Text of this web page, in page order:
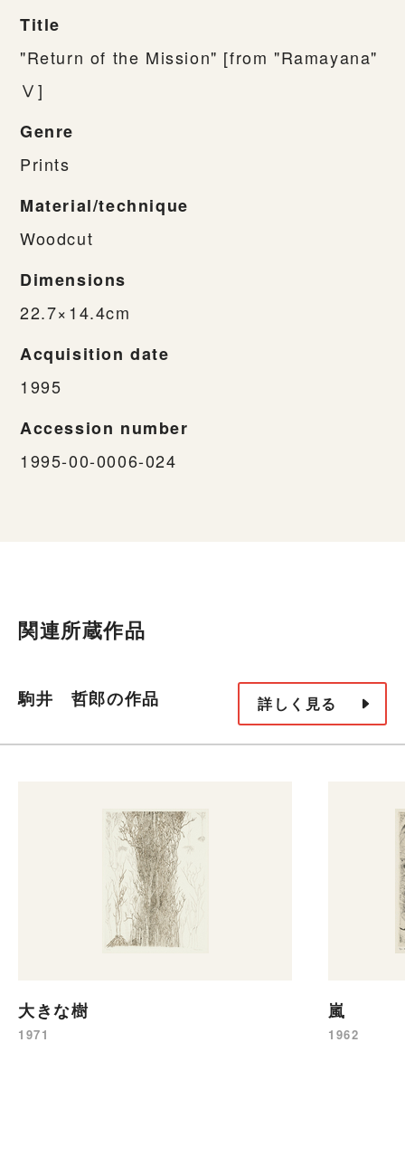
Title
"Return of the Mission" [from "Ramayana"
Ⅴ]
Genre
Prints
Material/technique
Woodcut
Dimensions
22.7×14.4cm
Acquisition date
1995
Accession number
1995-00-0006-024
関連所蔵作品
駒井 哲郎の作品 詳しく見る
大きな樹
1971
嵐
1962